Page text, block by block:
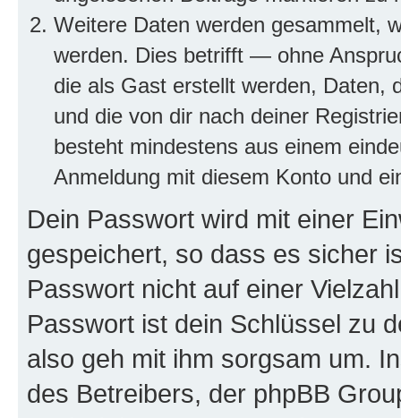
Weitere Daten werden gesammelt,
werden. Dies betrifft — ohne
die als Gast erstellt werden, Daten,
und die von dir nach deiner
besteht mindestens aus einem
Anmeldung mit diesem Konto und
Dein Passwort wird mit einer
gespeichert, so dass es sicher
Passwort nicht auf einer
Passwort ist dein Schlüssel zu
also geh mit ihm sorgsam um.
des Betreibers, der phpBB